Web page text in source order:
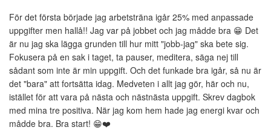
För det första började jag arbetsträna igår 25% med anpassade
uppgifter men hallå!! Jag var på jobbet och jag mådde bra 😁 Det
är nu jag ska lägga grunden till hur mitt "jobb-jag" ska bete sig.
Fokusera på en sak i taget, ta pauser, meditera, säga nej till
sådant som inte är min uppgift. Och det funkade bra igår, så nu är
det "bara" att fortsätta idag. Medveten i allt jag gör, här och nu,
istället för att vara på nästa och nästnästa uppgift. Skrev dagbok
med mina tre positiva. När jag kom hem hade jag energi kvar och
mådde bra. Bra start! 😁❤️